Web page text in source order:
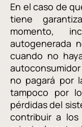
En el caso de
tiene
momento,
autogenerada
cuando no
no pagará por
tampoco por
pérdidas del
contribuir a los